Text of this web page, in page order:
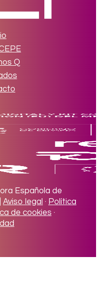
Q
Española de
Aviso legal · Política
de cookies ·